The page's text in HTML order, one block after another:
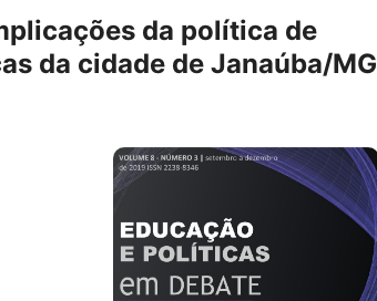
da política de
da cidade de Janaúba/MG